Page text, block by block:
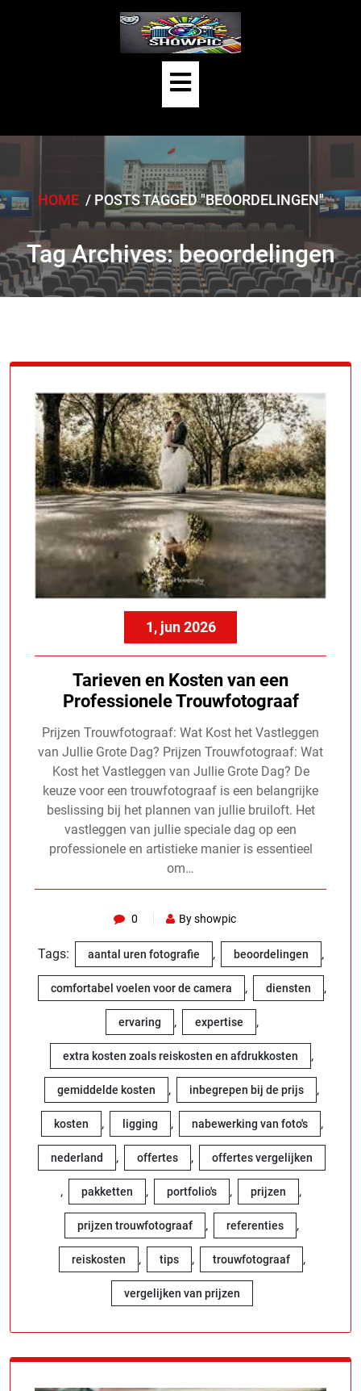
Open
Button
HOME/ POSTS TAGGED "BEOORDELINGEN"
Tag Archives: beoordelingen
1, jun 2026
Tarieven en Kosten van een
Professionele Trouwfotograaf
Prijzen Trouwfotograaf: Wat Kost het Vastleggen
van Jullie Grote Dag? Prijzen Trouwfotograaf: Wat
Kost het Vastleggen van Jullie Grote Dag? De
keuze voor een trouwfotograaf is een belangrijke
beslissing bij het plannen van jullie bruiloft. Het
vastleggen van jullie speciale dag op een
professionele en artistieke manier is essentieel
om…
0 By showpic
Tags: aantal uren fotografie , beoordelingen ,
comfortabel voelen voor de camera , diensten ,
ervaring , expertise ,
extra kosten zoals reiskosten en afdrukkosten ,
gemiddelde kosten , inbegrepen bij de prijs ,
kosten , ligging , nabewerking van foto's ,
nederland , offertes , offertes vergelijken
, pakketten , portfolio's , prijzen ,
prijzen trouwfotograaf , referenties ,
reiskosten , tips , trouwfotograaf ,
vergelijken van prijzen